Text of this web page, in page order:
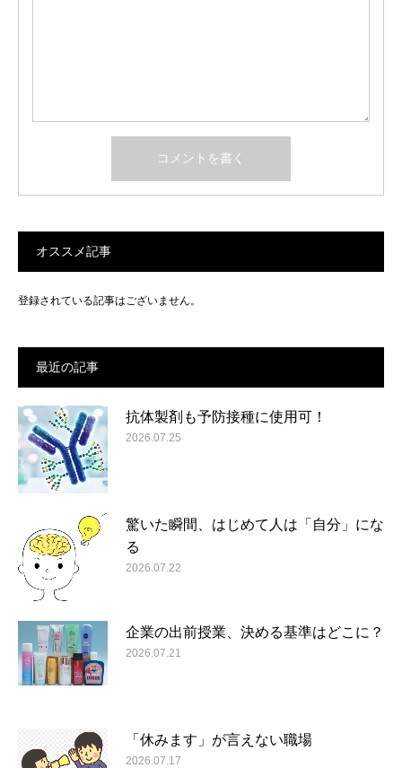
オススメ記事
登録されている記事はございません。
最近の記事
抗体製剤も予防接種に使用可！
2026.07.25
驚いた瞬間、はじめて人は「自分」にな
る
2026.07.22
企業の出前授業、決める基準はどこに？
2026.07.21
「休みます」が言えない職場
2026.07.17